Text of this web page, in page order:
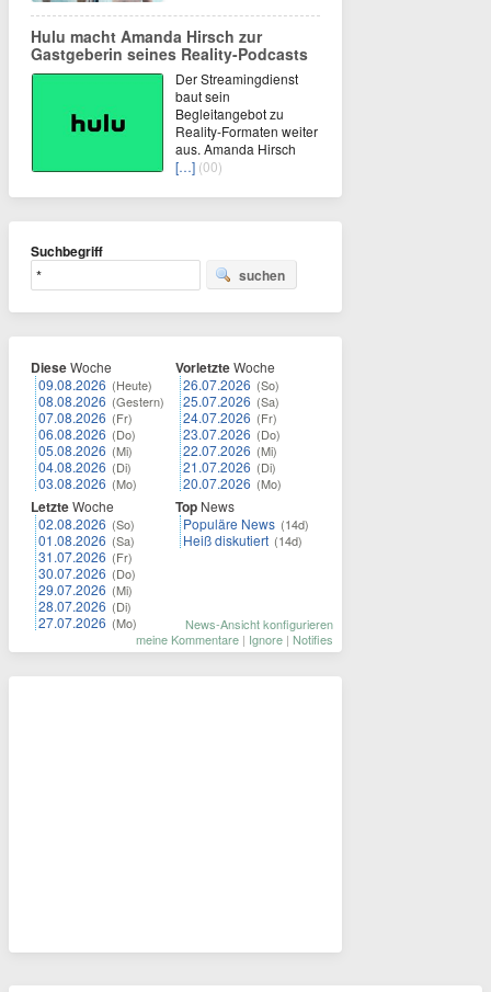
Hulu macht Amanda Hirsch zur
Gastgeberin seines Reality-Podcasts
Der Streamingdienst
baut sein
Begleitangebot zu
Reality-Formaten weiter
aus. Amanda Hirsch
[…] (00)
Suchbegriff
suchen
DieseWoche
09.08.2026 (Heute)
08.08.2026 (Gestern)
07.08.2026 (Fr)
06.08.2026 (Do)
05.08.2026 (Mi)
04.08.2026 (Di)
03.08.2026 (Mo)
LetzteWoche
02.08.2026 (So)
01.08.2026 (Sa)
31.07.2026 (Fr)
30.07.2026 (Do)
29.07.2026 (Mi)
28.07.2026 (Di)
27.07.2026 (Mo)
VorletzteWoche
26.07.2026 (So)
25.07.2026 (Sa)
24.07.2026 (Fr)
23.07.2026 (Do)
22.07.2026 (Mi)
21.07.2026 (Di)
20.07.2026 (Mo)
Top News
Populäre News (14d)
Heiß diskutiert (14d)
News-Ansicht konfigurieren
meine Kommentare | Ignore | Notifies